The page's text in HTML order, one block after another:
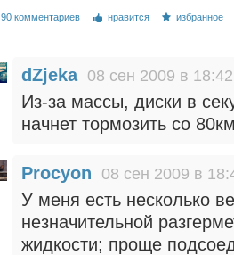
90 комментариев нравится избранное
dZjeka 08 сен 2009 в 18:42
Из-за массы, диски в
начнет тормозить со
Procyon 08 сен 2009 в
У меня есть несколько
незначительной
жидкости; проще